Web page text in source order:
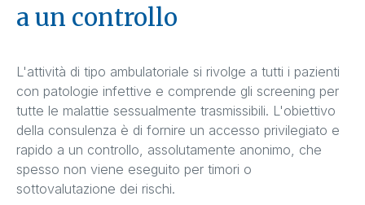
a un controllo
L'attività di tipo ambulatoriale si rivolge a tutti i pazienti
con patologie infettive e comprende gli screening per
tutte le malattie sessualmente trasmissibili. L'obiettivo
della consulenza è di fornire un accesso privilegiato e
rapido a un controllo, assolutamente anonimo, che
spesso non viene eseguito per timori o
sottovalutazione dei rischi.